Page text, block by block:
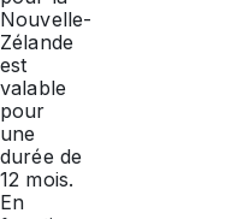
Nouvelle-
Zélande
est
valable
pour
une
durée de
12 mois.
En